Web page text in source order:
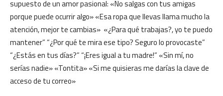
supuesto de un amor pasional: «No salgas con tus amigas
porque puede ocurrir algo» «Esa ropa que llevas llama mucho la
atención, mejor te cambias» «¿Para qué trabajas?, yo te puedo
mantener” “¿Por qué te mira ese tipo? Seguro lo provocaste”
“¿Estás en tus días?” “¡Eres igual a tu madre!” «Sin mí, no
serías nadie» «Tontita» «Si me quisieras me darías la clave de
acceso de tu correo»